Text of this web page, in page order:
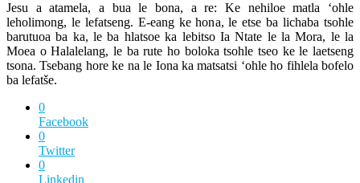
Jesu a atamela, a bua le bona, a re: Ke nehiloe matla ‘ohle
leholimong, le lefatseng. E-eang ke hona, le etse ba lichaba tsohle
barutuoa ba ka, le ba hlatsoe ka lebitso Ia Ntate le la Mora, le la
Moea o Halalelang, le ba rute ho boloka tsohle tseo ke le laetseng
tsona. Tsebang hore ke na le Iona ka matsatsi ‘ohle ho fihlela bofelo
ba lefatše.
0
Facebook
0
Twitter
0
Linkedin